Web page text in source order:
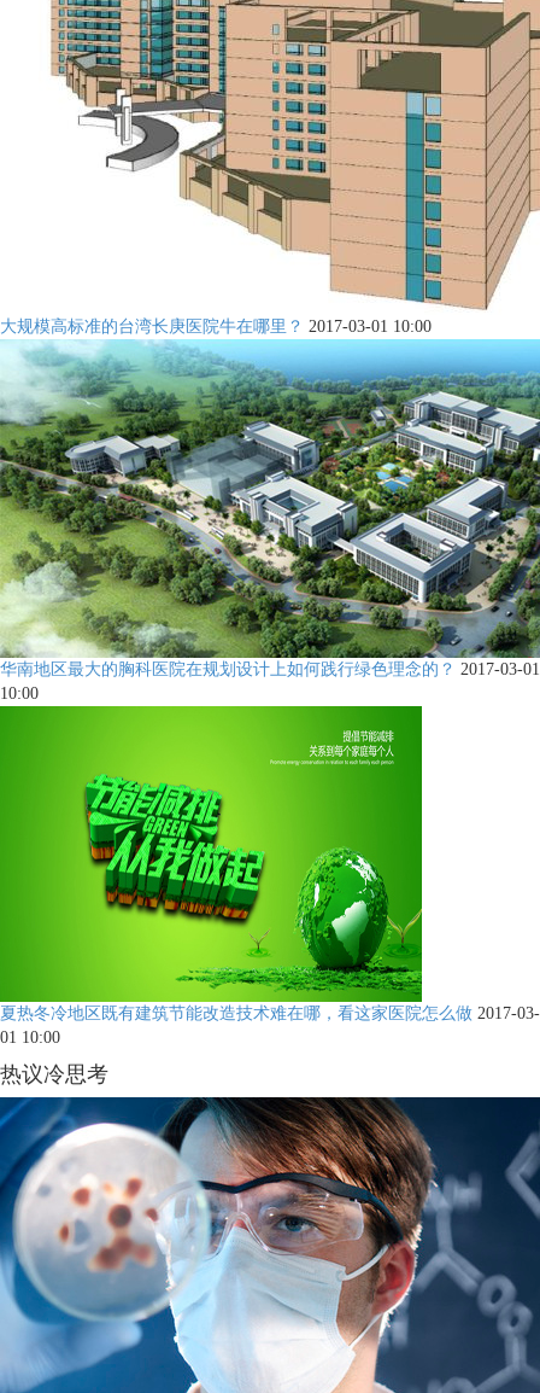
大规模高标准的台湾长庚医院牛在哪里？ 2017-03-01 10:00
华南地区最大的胸科医院在规划设计上如何践行绿色理念的？ 2017-03-01
10:00
夏热冬冷地区既有建筑节能改造技术难在哪，看这家医院怎么做 2017-03-
01 10:00
热议冷思考